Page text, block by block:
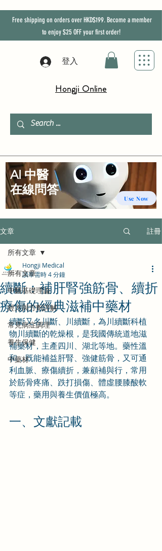
Free shipping on orders over HKD$199. Become a member
to enjoy$25 OFFyour first order!
登入
Hongji Online
文章 註冊
所有文章
中醫基礎理論
經方與方劑詳解
常見病症調理
養生保健
中藥材
所有文章
續斷：補肝腎強筋骨、續折
療傷的經典滋補中藥材
Hongji Medical
讀畢需時 4 分鐘
續斷又名川斷、川續斷，為川續斷科植
物川續斷的乾燥根，是我國傳統道地滋
補藥材，主產四川、湖北等地。藥性溫
和，既能補益肝腎、強健筋骨，又可通
利血脈、療傷續折，兼顧補與行，常用
於筋骨疼痛、跌打損傷、體虛腰膝酸軟
等症，藥用與養生價值極高。
一、文獻記載
Use Now
AI 中醫
​在線問答